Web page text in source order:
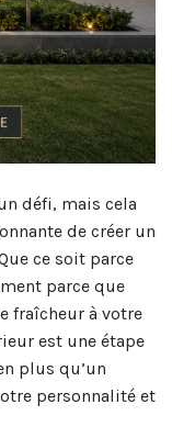
défi, mais cela
de créer un
ce soit parce
parce que
fraîcheur à votre
est une étape
plus qu’un
personnalité et